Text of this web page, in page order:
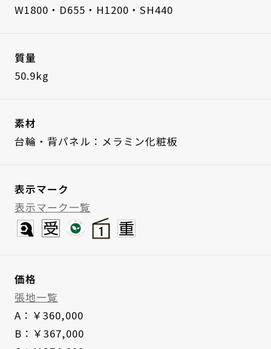
W1800・D655・H1200・SH440
質量
50.9kg
素材
台輪・背パネル：メラミン化粧板
表示マーク
表示マーク一覧
価格
張地一覧
A：￥360,000
B：￥367,000